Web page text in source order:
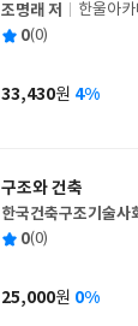
글
쓴
조명래 저
출
사
한울아카
평 0(0)
가
33,430원 4%
구조와 건축
글
쓴
한국건축구조기술사
출
사
평 0(0)
가
25,000원 0%